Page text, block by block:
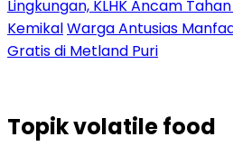
Lingkungan, KLHK Ancam
KemikalWarga Antusias
Gratis di Metland Puri
Topikvolatile food